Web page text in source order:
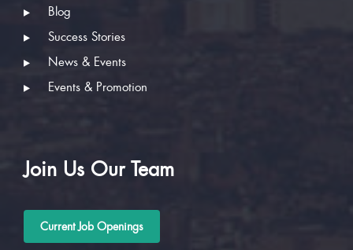
Blog
Success Stories
News & Events
Events & Promotion
Join Us Our Team
Current Job Openings